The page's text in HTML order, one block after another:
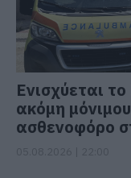
Ενισχύεται
ακόμη
ασθενοφόρο